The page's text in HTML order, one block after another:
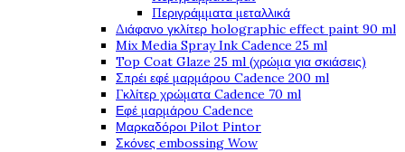
Περιγράμματα μεταλλικά
Διάφανο γκλίτερ holographic effect paint 90 ml
Mix Media Spray Ink Cadence 25 ml
Top Coat Glaze 25 ml (χρώμα για σκιάσεις)
Σπρέι εφέ μαρμάρου Cadence 200 ml
Γκλίτερ χρώματα Cadence 70 ml
Εφέ μαρμάρου Cadence
Μαρκαδόροι Pilot Pintor
Σκόνες embossing Wow